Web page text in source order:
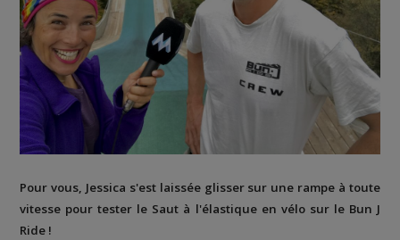
Pour vous, Jessica s'est laissée glisser sur une rampe à toute
vitesse pour tester le Saut à l'élastique en vélo sur le Bun J
Ride !